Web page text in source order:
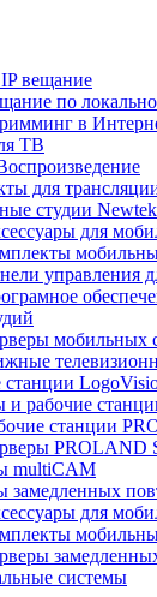
IP вещание
по
в
ТВ
для
студии Newtek
для
управления
мобильных
станции
и рабочие
станции
PROLAND
multiCAM
замедленных
для
системы